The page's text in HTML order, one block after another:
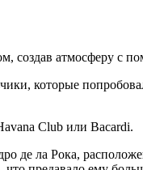
создав атмосферу с
которые
Club или Bacardi.
ла Рока,